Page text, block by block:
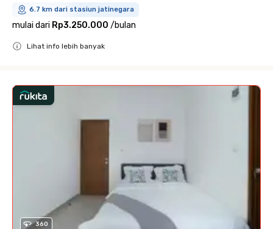
6.7 km dari stasiun jatinegara
mulai dari Rp3.250.000 /bulan
Lihat info lebih banyak
360